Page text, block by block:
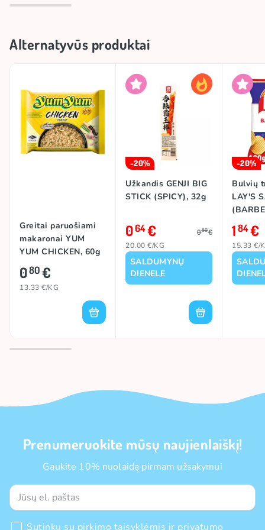
Alternatyvūs produktai
Greitai paruošiami
makaronai YUM
YUM CHICKEN, 60g
080€
13.33 €/KG
-20%
SALDUMYNŲ
DIENELĖ
Užkandis GENJI BIG
STICK (SPICY), 32g
064€ 080€
20.00 €/KG
-20%
Bulvių
LAY'S
120g
184€
15.33 €/
Prenumeruokite mūsų naujienlaiškį!
Gaukite 10% nuolaidą pirmam užsakymui
Sutinku su pirkimo taisyklėmis ir privatumo